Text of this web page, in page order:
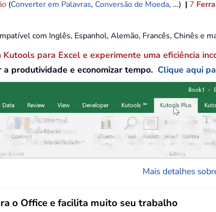
(Converter em Palavras, Conversão de Moeda, ...) | 7
com Inglês, Espanhol, Alemão, Francês, Chinês e
para Excel e experimente uma eficiência
produtividade e economizar tempo. Clique aqui
Mais detalhes
o Office e facilita muito seu trabalho